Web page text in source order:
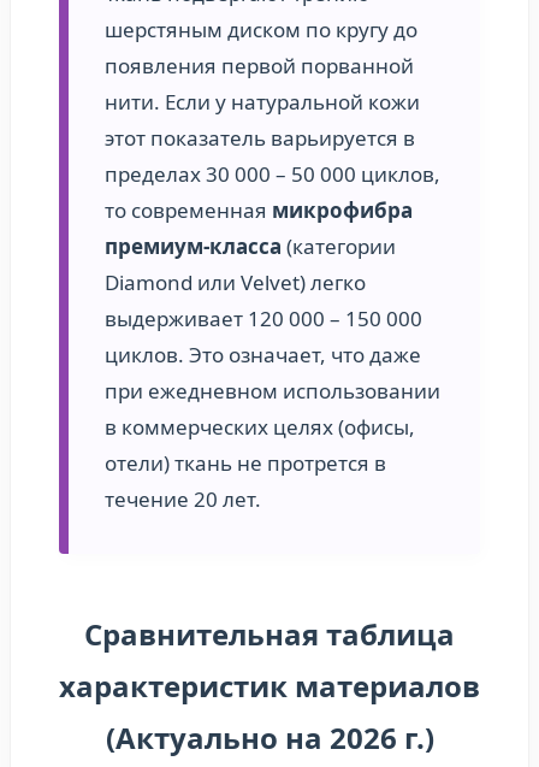
шерстяным диском по кругу до
появления первой порванной
нити. Если у натуральной кожи
этот показатель варьируется в
пределах 30 000 – 50 000 циклов,
то современная микрофибра
премиум-класса (категории
Diamond или Velvet) легко
выдерживает 120 000 – 150 000
циклов. Это означает, что даже
при ежедневном использовании
в коммерческих целях (офисы,
отели) ткань не протрется в
течение 20 лет.
Сравнительная таблица
характеристик материалов
(Актуально на 2026 г.)